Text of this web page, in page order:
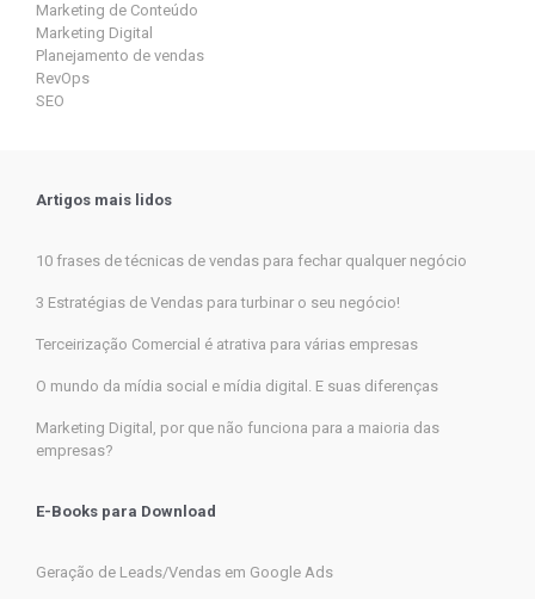
Marketing de Conteúdo
Marketing Digital
Planejamento de vendas
RevOps
SEO
Artigos mais lidos
10 frases de técnicas de vendas para fechar qualquer negócio
3 Estratégias de Vendas para turbinar o seu negócio!
Terceirização Comercial é atrativa para várias empresas
O mundo da mídia social e mídia digital. E suas diferenças
Marketing Digital, por que não funciona para a maioria das
empresas?
E-Books para Download
Geração de Leads/Vendas em Google Ads